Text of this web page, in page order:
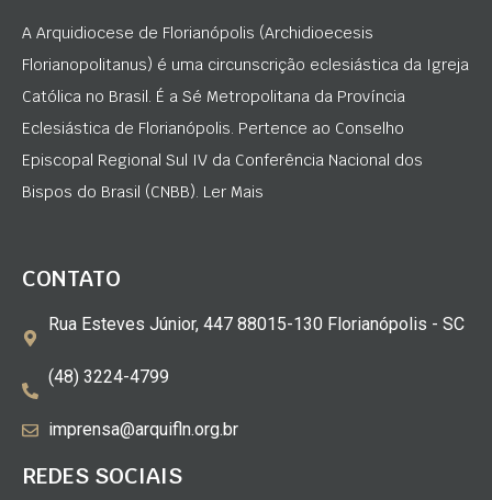
A Arquidiocese de Florianópolis (Archidioecesis
Florianopolitanus) é uma circunscrição eclesiástica da Igreja
Católica no Brasil. É a Sé Metropolitana da Província
Eclesiástica de Florianópolis. Pertence ao Conselho
Episcopal Regional Sul IV da Conferência Nacional dos
Bispos do Brasil (CNBB). Ler Mais
CONTATO
Rua Esteves Júnior, 447 88015-130 Florianópolis - SC
(48) 3224-4799
imprensa@arquifln.org.br
REDES SOCIAIS